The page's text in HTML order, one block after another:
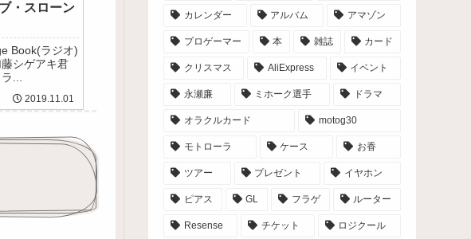
・スローン
Book(ラジオ)
シゲアキ君
...
2019.11.01
カレンダー アルバム アマゾン
プロゲーマー 本 雑誌 カード
クリスマス AliExpress イベント
永瀬廉 ミホーク選手 ドラマ
オラクルカード motog30
モトローラ ケース お香
ツアー プレゼント イヤホン
ピアス GL フラゲ ルーター
Resense チケット ロジクール